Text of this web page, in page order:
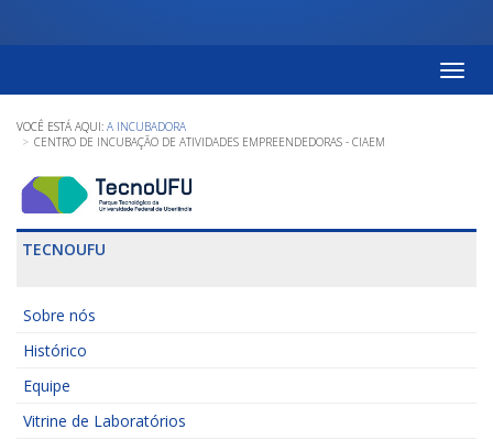
Toggle
A INCUBADORA
CENTRO DE INCUBAÇÃO DE ATIVIDADES EMPREENDEDORAS - CIAEM
TECNOUFU
Sobre nós
Histórico
Equipe
Vitrine de Laboratórios